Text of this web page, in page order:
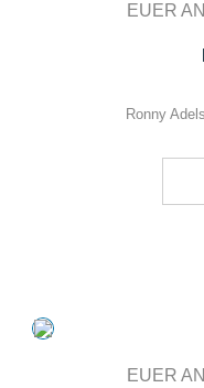
EUER
Ronny
EUER